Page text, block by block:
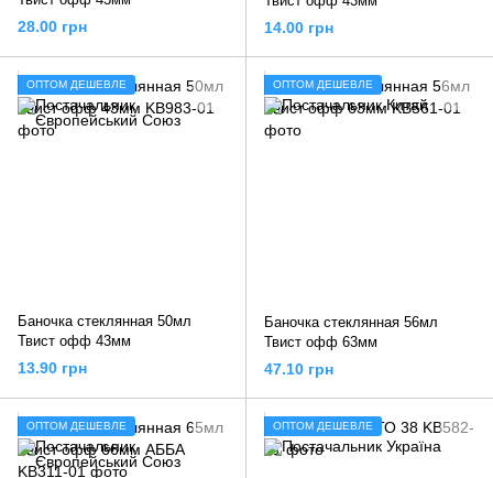
28.00 грн 14.00 грн
ОПТОМ ДЕШЕВЛЕ
Баночка стеклянная 50мл
Твист офф 43мм
13.90 грн
ОПТОМ ДЕШЕВЛЕ
Баночка стеклянная 56мл
Твист офф 63мм
47.10 грн
ОПТОМ ДЕШЕВЛЕ ОПТОМ ДЕШЕВЛЕ